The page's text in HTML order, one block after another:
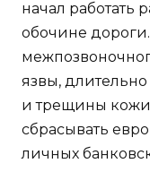
начал работать
обочине
язвы,
и трещины кожи
сбрасывать
личных